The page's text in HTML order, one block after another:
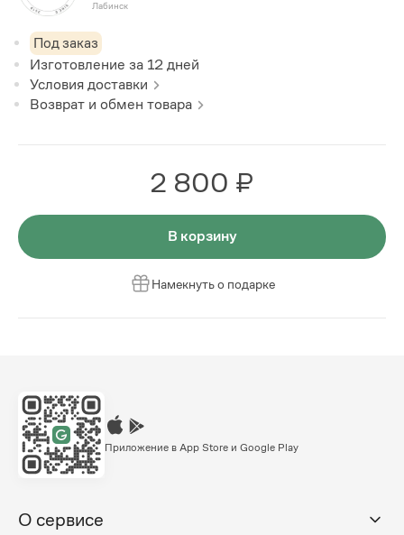
Лабинск
Под заказ
Изготовление за 12 дней
Условия доставки
Возврат и обмен товара
2 800 ₽
В корзину
Намекнуть о подарке
Приложение в App Store и Google Play
О сервисе